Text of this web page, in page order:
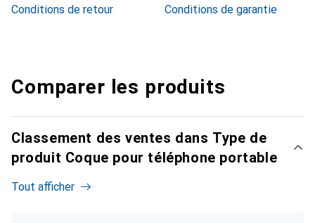
Conditions de retour
Conditions de garantie
Comparer les produits
Classement des ventes dans Type de
produit Coque pour téléphone portable
Tout afficher